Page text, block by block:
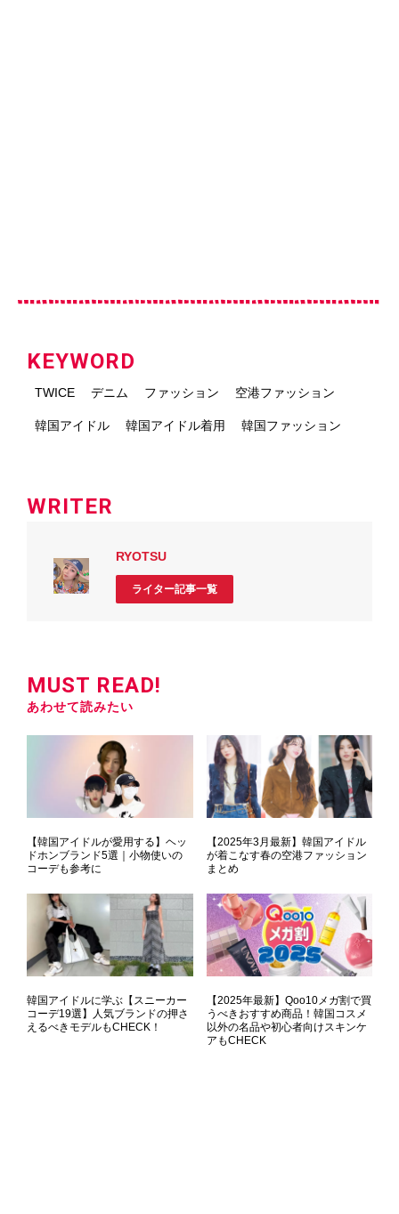
KEYWORD
TWICE デニム ファッション 空港ファッション
韓国アイドル 韓国アイドル着用 韓国ファッション
WRITER
RYOTSU
ライター記事一覧
MUST READ!
あわせて読みたい
【韓国アイドルが愛用する】ヘッ
ドホンブランド5選｜小物使いの
コーデも参考に
【2025年3月最新】韓国アイドル
が着こなす春の空港ファッション
まとめ
韓国アイドルに学ぶ【スニーカー
コーデ19選】人気ブランドの押さ
えるべきモデルもCHECK！
【2025年最新】Qoo10メガ割で買
うべきおすすめ商品！韓国コスメ
以外の名品や初心者向けスキンケ
アもCHECK